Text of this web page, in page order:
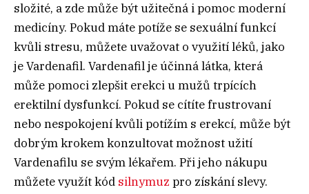
složité, a zde může být užitečná i pomoc moderní
medicíny. Pokud máte potíže se sexuální funkcí
kvůli stresu, můžete uvažovat o využití léků, jako
je Vardenafil. Vardenafil je účinná látka, která
může pomoci zlepšit erekci u mužů trpících
erektilní dysfunkcí. Pokud se cítíte frustrovaní
nebo nespokojení kvůli potížím s erekcí, může být
dobrým krokem konzultovat možnost užití
Vardenafilu se svým lékařem. Při jeho nákupu
můžete využít kód silnymuz pro získání slevy.